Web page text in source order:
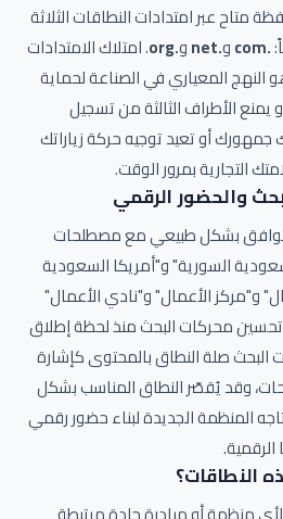
عبر امتدادات النطاقات الثلاثة
.com و.net و.org
. امتلاك الامتدادات
النهج المعياري في الصناعة لحماية
الأطراف الثالثة من تسجيل
أو تعيد توجيه حركة زياراتك
التجارية بمرور الوقت.
والحضور الرقمي
تتوافق بشكل طبيعي مع مصطلحات
السورية" و"أمريكا السعودية
و"مركز الأعمال" و"نادي الأعمال"
محركات البحث منذ لحظة إطلاق
صلة النطاق بالمحتوى كإشارة
وقد يُقصّر النطاق المناسب بشكل
المنظمة الجديدة لبناء حضور رقمي
النطاقات؟